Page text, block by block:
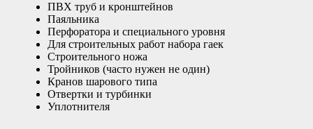
ПВХ труб и кронштейнов
Паяльника
Перфоратора и специального уровня
Для строительных работ набора гаек
Строительного ножа
Тройников (часто нужен не один)
Кранов шарового типа
Отвертки и турбинки
Уплотнителя